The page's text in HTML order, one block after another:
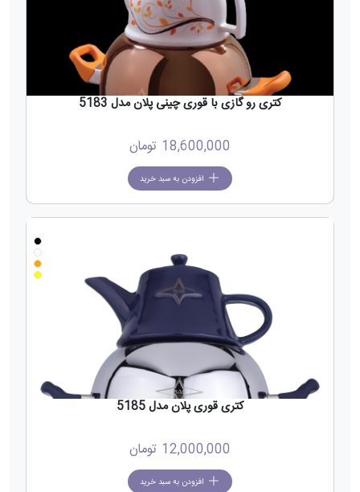
کتری رو گازی با قوری چینی پلان مدل 5183
18,600,000 تومان
افزودن به سبد خرید
کتری قوری پلان مدل 5185
12,000,000 تومان
افزودن به سبد خرید